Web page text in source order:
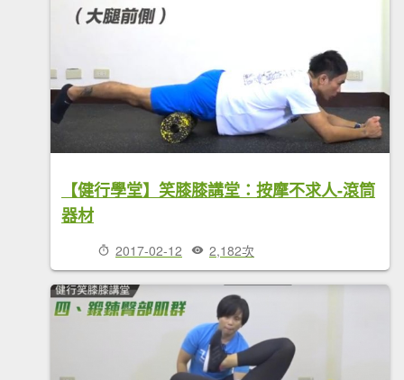
【健行學堂】笑膝膝講堂：按摩不求人-滾筒
器材
2017-02-12 2,182次